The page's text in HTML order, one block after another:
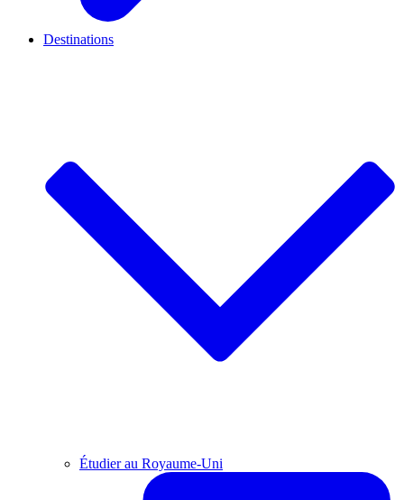
Destinations
Étudier au Royaume-Uni